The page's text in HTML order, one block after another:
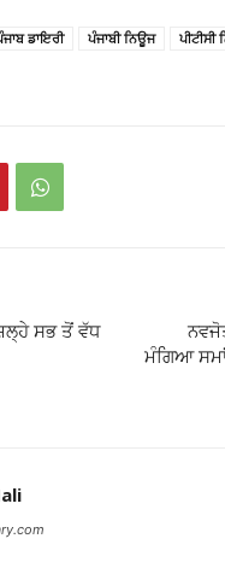
ਡਾਇਰੀ ਪੰਜਾਬੀ ਨਿਊਜ ਪੀਟੀਸੀ
ਸਭ ਤੋਂ ਵੱਧ
ਮੰਗਿਆ